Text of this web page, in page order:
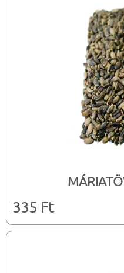
335 Ft